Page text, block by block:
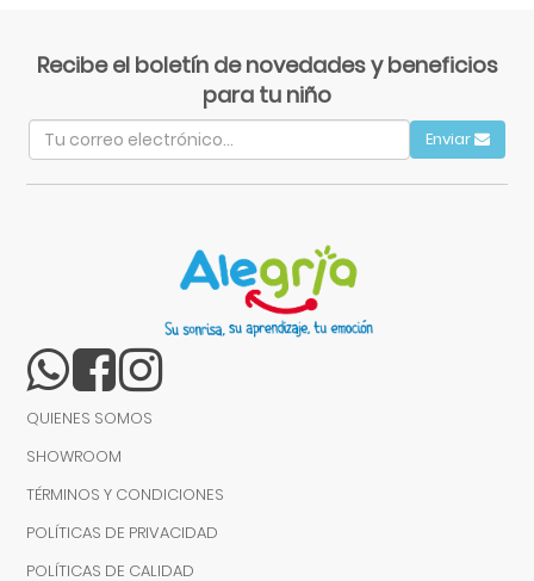
Recibe el boletín de novedades y beneficios
para tu niño
Enviar
QUIENES SOMOS
SHOWROOM
TÉRMINOS Y CONDICIONES
POLÍTICAS DE PRIVACIDAD
POLÍTICAS DE CALIDAD